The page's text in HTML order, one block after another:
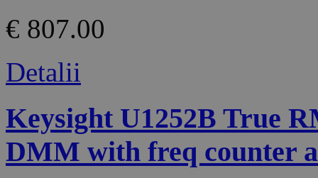
€ 807.00
Detalii
Keysight U1252B True
DMM with freq counter